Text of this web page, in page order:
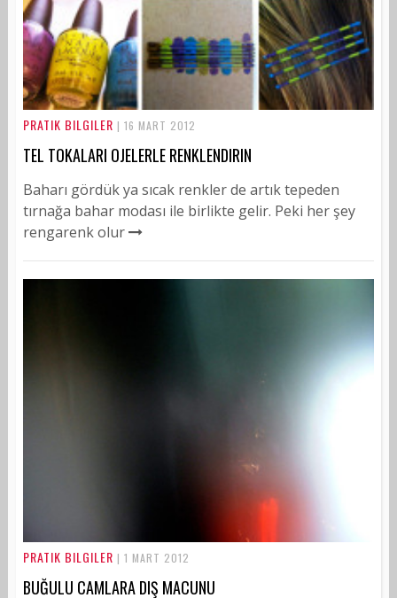
PRATIK BILGILER | 16 MART 2012
TEL TOKALARI OJELERLE RENKLENDIRIN
Baharı gördük ya sıcak renkler de artık tepeden
tırnağa bahar modası ile birlikte gelir. Peki her şey
rengarenk olur
PRATIK BILGILER | 1 MART 2012
BUĞULU CAMLARA DIŞ MACUNU